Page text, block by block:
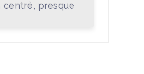
centré, presque